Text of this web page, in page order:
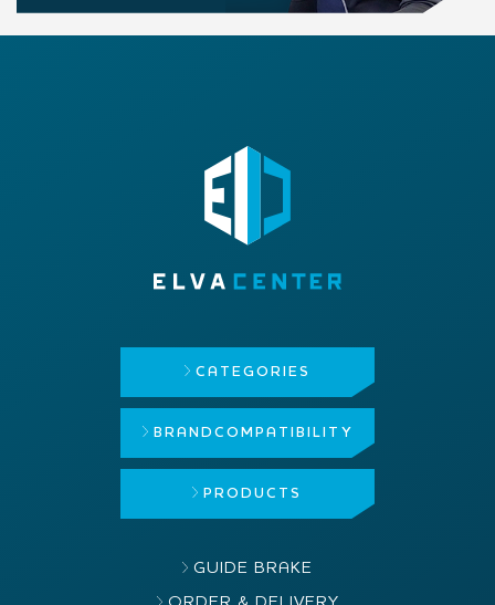
CATEGORIES
BRAND COMPATIBILITY
PRODUCTS
GUIDE BRAKE